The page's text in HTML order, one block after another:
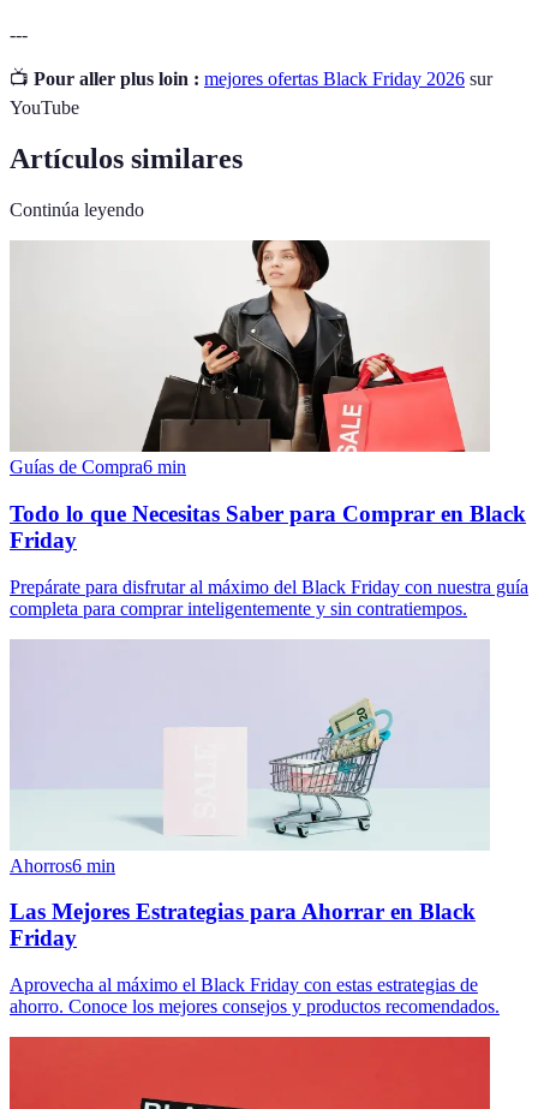
---
📺 Pour aller plus loin : mejores ofertas Black Friday 2026 sur
YouTube
Artículos similares
Continúa leyendo
Guías de Compra6 min
Todo lo que Necesitas Saber para Comprar en Black
Friday
Prepárate para disfrutar al máximo del Black Friday con nuestra guía
completa para comprar inteligentemente y sin contratiempos.
Ahorros6 min
Las Mejores Estrategias para Ahorrar en Black
Friday
Aprovecha al máximo el Black Friday con estas estrategias de
ahorro. Conoce los mejores consejos y productos recomendados.